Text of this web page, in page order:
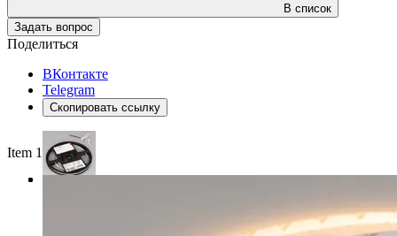
В список
Задать вопрос
Поделиться
ВКонтакте
Telegram
Скопировать ссылку
Item 1 of 3